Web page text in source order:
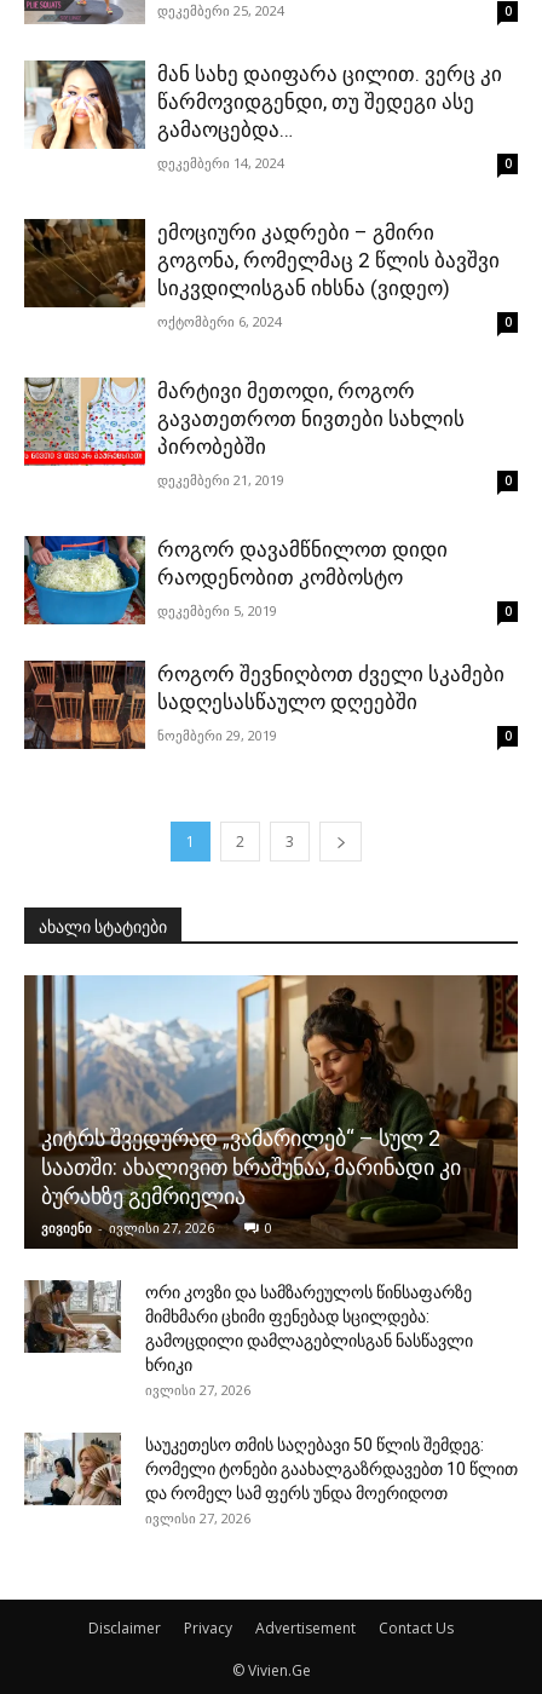
დეკემბერი 25, 2024 0
მან სახე დაიფარა ცილით. ვერც კი
წარმოვიდგენდი, თუ შედეგი ასე
გამაოცებდა…
დეკემბერი 14, 2024 0
ემოციური კადრები – გმირი
გოგონა, რომელმაც 2 წლის ბავშვი
სიკვდილისგან იხსნა (ვიდეო)
ოქტომბერი 6, 2024 0
მარტივი მეთოდი, როგორ
გავათეთროთ ნივთები სახლის
პირობებში
დეკემბერი 21, 2019 0
როგორ დავამწნილოთ დიდი
რაოდენობით კომბოსტო
დეკემბერი 5, 2019 0
როგორ შევნიღბოთ ძველი სკამები
სადღესასწაულო დღეებში
ნოემბერი 29, 2019 0
1 2 3
ახალი სტატიები
კიტრს შვედურად „ვამარილებ“ – სულ 2
საათში: ახალივით ხრაშუნაა, მარინადი კი
ბურახზე გემრიელია
ვივიენი - ივლისი 27, 2026 0
ორი კოვზი და სამზარეულოს წინსაფარზე
მიმხმარი ცხიმი ფენებად სცილდება:
გამოცდილი დამლაგებლისგან ნასწავლი
ხრიკი
ივლისი 27, 2026
საუკეთესო თმის საღებავი 50 წლის შემდეგ:
რომელი ტონები გაახალგაზრდავებთ 10 წლით
და რომელ სამ ფერს უნდა მოერიდოთ
ივლისი 27, 2026
Disclaimer Privacy Advertisement Contact Us
© Vivien.Ge